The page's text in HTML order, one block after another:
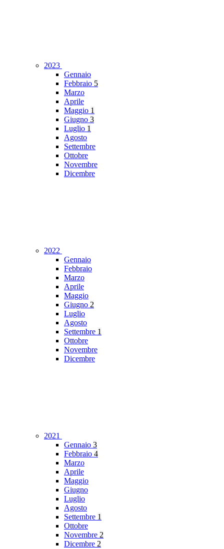
2023
Gennaio
Febbraio 5
Marzo
Aprile
Maggio 1
Giugno 3
Luglio 1
Agosto
Settembre
Ottobre
Novembre
Dicembre
2022
Gennaio
Febbraio
Marzo
Aprile
Maggio
Giugno 2
Luglio
Agosto
Settembre 1
Ottobre
Novembre
Dicembre
2021
Gennaio 3
Febbraio 4
Marzo
Aprile
Maggio
Giugno
Luglio
Agosto
Settembre 1
Ottobre
Novembre 2
Dicembre 2